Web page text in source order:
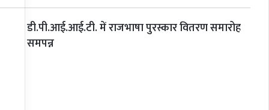
डी.पी.आई.आई.टी. में राजभाषा पुरस्कार वितरण समारोह
समपन्न